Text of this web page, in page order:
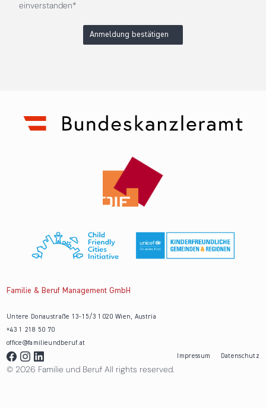
einverstanden*
Anmeldung bestätigen
Familie & Beruf Management GmbH
Untere Donaustraße 13-15/3 1020 Wien, Austria
+43 1 218 50 70
office@familieundberuf.at
Impressum
Datenschutz
© 2026 Familie und Beruf All rights reserved.